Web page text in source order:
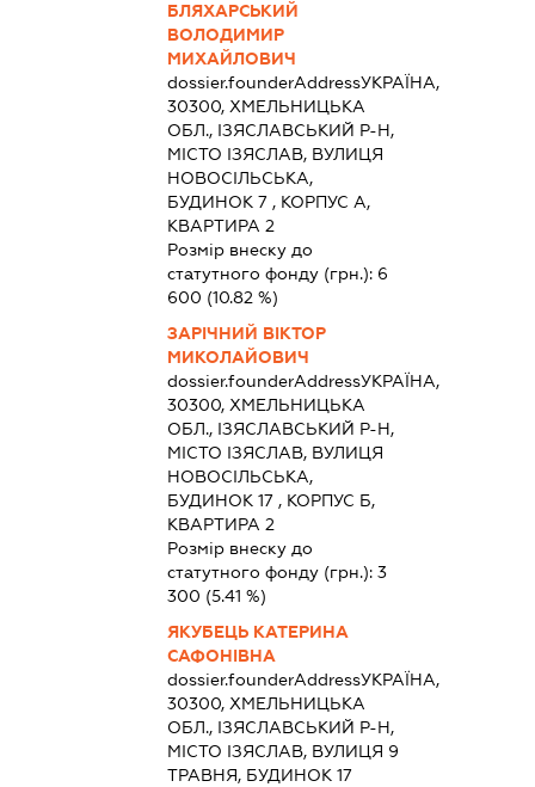
БЛЯХАРСЬКИЙ
ВОЛОДИМИР
МИХАЙЛОВИЧ
dossier.founderAddressУКРАЇНА,
30300, ХМЕЛЬНИЦЬКА
ОБЛ., ІЗЯСЛАВСЬКИЙ Р-Н,
МІСТО ІЗЯСЛАВ, ВУЛИЦЯ
НОВОСІЛЬСЬКА,
БУДИНОК 7 , КОРПУС А,
КВАРТИРА 2
Розмір внеску до
статутного фонду (грн.): 6
600 (10.82 %)
ЗАРІЧНИЙ ВІКТОР
МИКОЛАЙОВИЧ
dossier.founderAddressУКРАЇНА,
30300, ХМЕЛЬНИЦЬКА
ОБЛ., ІЗЯСЛАВСЬКИЙ Р-Н,
МІСТО ІЗЯСЛАВ, ВУЛИЦЯ
НОВОСІЛЬСЬКА,
БУДИНОК 17 , КОРПУС Б,
КВАРТИРА 2
Розмір внеску до
статутного фонду (грн.): 3
300 (5.41 %)
ЯКУБЕЦЬ КАТЕРИНА
САФОНІВНА
dossier.founderAddressУКРАЇНА,
30300, ХМЕЛЬНИЦЬКА
ОБЛ., ІЗЯСЛАВСЬКИЙ Р-Н,
МІСТО ІЗЯСЛАВ, ВУЛИЦЯ 9
ТРАВНЯ, БУДИНОК 17